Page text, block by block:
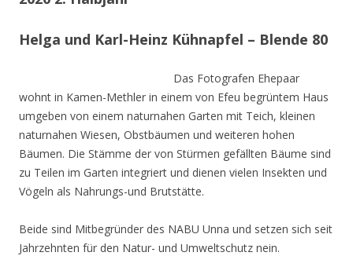
Helga und Karl-Heinz Kühnapfel – Blende 80
Das Fotografen Ehepaar
wohnt in Kamen-Methler in einem von Efeu begrüntem Haus
umgeben von einem naturnahen Garten mit Teich, kleinen
naturnahen Wiesen, Obstbäumen und weiteren hohen
Bäumen. Die Stämme der von Stürmen gefällten Bäume sind
zu Teilen im Garten integriert und dienen vielen Insekten und
Vögeln als Nahrungs-und Brutstätte.
Beide sind Mitbegründer des NABU Unna und setzen sich seit
Jahrzehnten für den Natur- und Umweltschutz nein.